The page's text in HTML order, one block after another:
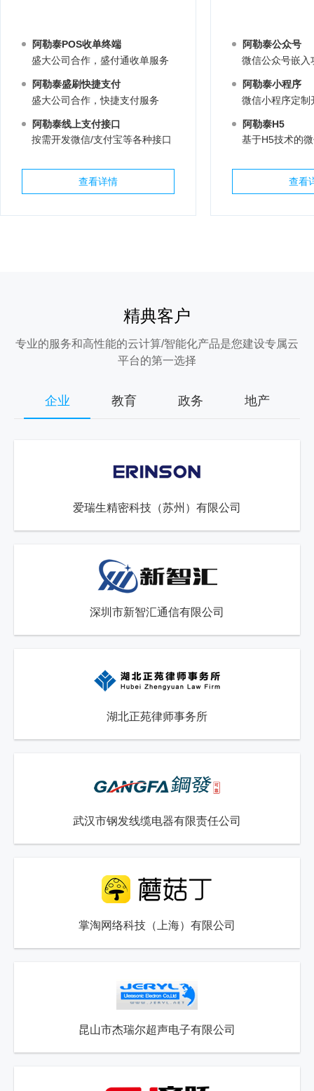
阿勒泰POS收单终端
盛大公司合作，盛付通收单服务
阿勒泰盛刷快捷支付
盛大公司合作，快捷支付服务
阿勒泰线上支付接口
按需开发微信/支付宝等各种接口
查看详情
阿勒泰公众号
微信公众号嵌入
阿勒泰小程序
微信小程序定制
阿勒泰H5
基于H5技术的
查看
精典客户
专业的服务和高性能的云计算/智能化产品是您建设专属云
平台的第一选择
企业 教育 政务 地产
爱瑞生精密科技（苏州）有限公司
深圳市新智汇通信有限公司
湖北正苑律师事务所
武汉市钢发线缆电器有限责任公司
掌淘网络科技（上海）有限公司
昆山市杰瑞尔超声电子有限公司